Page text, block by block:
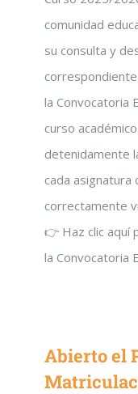
comunidad
su consulta y
la Convocatoria
curso
detenidamente
cada asignatura
correctamente
👉 Haz clic aquí
la Convocatoria
Abierto el